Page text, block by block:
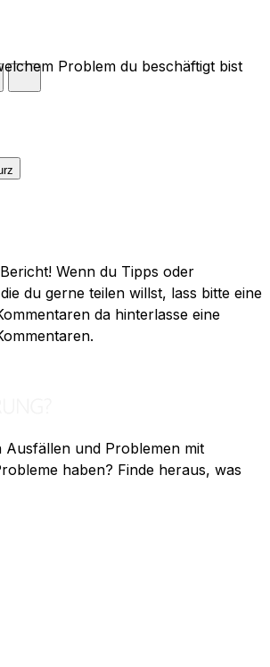
Problem du beschäftigt bist
Wenn du Tipps oder
du gerne teilen willst, lass bitte eine
da hinterlasse eine
Ausfällen und Problemen mit
haben? Finde heraus, was